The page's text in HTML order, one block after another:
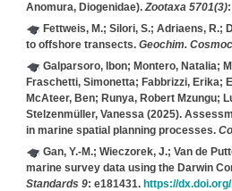
Anomura, Diogenidae).Zootaxa 5701(3):
Fettweis, M.; Silori, S.; Adriaens, R.;
to offshore transects. Geochim.
Galparsoro, Ibon; Montero, Natalia;
Fraschetti, Simonetta; Fabbrizzi, Erika;
McAteer, Ben; Runya, Robert Mzungu;
Stelzenmüller, Vanessa(2025).
in marine spatial planning processes.
Gan, Y.-M.; Wieczorek, J.; Van de
marine survey data using the Darwin
Standards 9: e181431. https://